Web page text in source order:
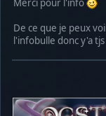
Merci pour l'info
De ce que je peux
l'infobulle donc y'a